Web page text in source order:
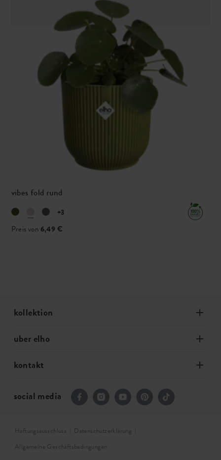
vibes fold rund
+3
Preis von 6,49 €
kollektion
uber elho
kontakt
social media
Haftungsausschluss
Datenschutzerklärung
Allgemeine Geschäftsbedingungen